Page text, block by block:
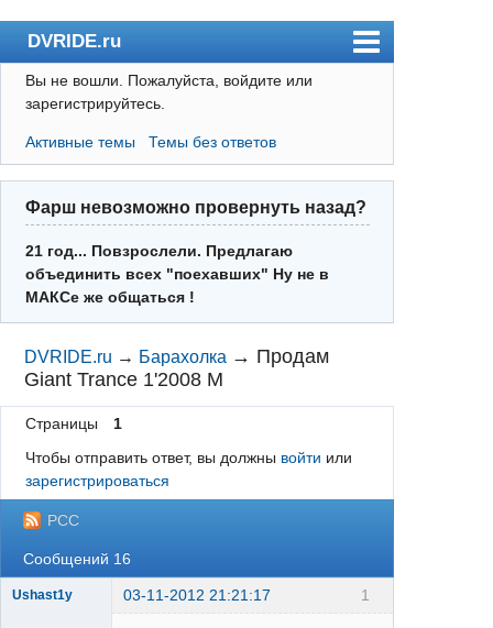
DVRIDE.ru
Форум
Пользователи
Правила
Поиск
Регистрация
Вход
Вы не вошли. Пожалуйста, войдите или
зарегистрируйтесь.
Активные темы Темы без ответов
Фарш невозможно провернуть назад?
21 год... Повзрослели. Предлагаю
объединить всех "поехавших" Ну не в
МАКСе же общаться !
DVRIDE.ru → Барахолка → Продам
Giant Trance 1'2008 M
Страницы
1
Чтобы отправить ответ, вы должны войти или
зарегистрироваться
РСС
Сообщений 16
1
Ushast1y 03-11-2012 21:21:17